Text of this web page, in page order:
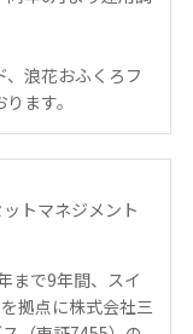
浪花おふくろフ
ます。
トマネジメント
まで9年間、スイ
拠点に株式会社三